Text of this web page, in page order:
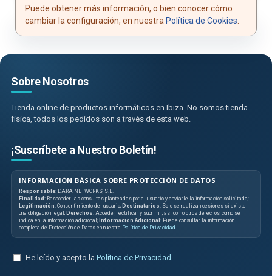
Puede obtener más información, o bien conocer cómo
cambiar la configuración, en nuestra Política de Cookies
Sobre Nosotros
Tienda online de productos informáticos en Ibiza. No somos tienda
física, todos los pedidos son a través de esta web.
¡Suscríbete a Nuestro Boletín!
INFORMACIÓN BÁSICA SOBRE PROTECCIÓN DE DATOS
Responsable: DARA NETWORKS, S.L.
Finalidad : Responder las consultas planteadas por el usuario y enviarle la información solicitada;
Legitimación: Consentimiento del usuario; Destinatarios: Solo se realizan cesiones si existe
una obligación legal; Derechos: Acceder, rectificar y suprimir, así como otros derechos, como se
indica en la información adicional; Información Adicional : Puede consultar la información
completa de Protección de Datos en nuestra Política de Privacidad
He leído y acepto la Política de Privacidad